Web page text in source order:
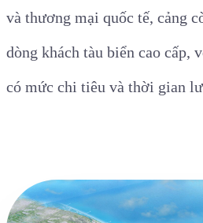
và thương mại quốc tế, cảng
dòng khách tàu biển cao cấp,
có mức chi tiêu và thời gian